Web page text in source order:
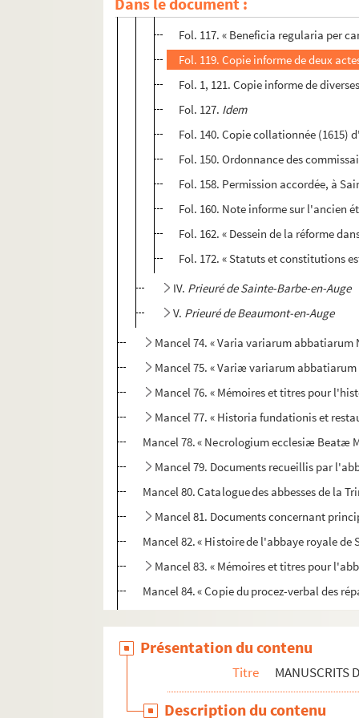
Fol. 115. Copie, collationnée
Fol. 117. « Beneficia regularia per
Fol. 119. Copie informe de deux
Fol. 1, 121. Copie informe de
Fol. 127. Idem
Fol. 140. Copie collationnée (1615)
Fol. 150. Ordonnance des
Fol. 158. Permission accordée, à
Fol. 160. Note informe sur l'ancien
Fol. 162. « Dessein de la réforme
Fol. 172. « Statuts et constitutions
IV. Prieuré de Sainte-Barbe-en-Auge
V. Prieuré de Beaumont-en-Auge
Mancel 74. « Varia variarum
Mancel 75. « Variæ variarum
Mancel 76. « Mémoires et titres pour
Mancel 77. « Historia fundationis et
Mancel 78. « Necrologium ecclesiæ Beatæ
Mancel 79. Documents recueillis par
Mancel 80. Catalogue des abbesses de la
Mancel 81. Documents concernant
Mancel 82. « Histoire de l'abbaye royale
Mancel 83. « Mémoires et titres pour
Mancel 84. « Copie du procez-verbal des
Mancel 86. Coutumier de la cathédrale
Mancel 87. « La Cronologie des évesques
Mancel 88. Cartulaire de la chapelle de
Présentation du contenu
Titre MANUSCRITS
Description du contenu